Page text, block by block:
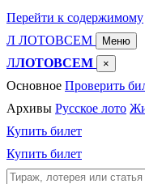
Перейти к содержимому
Л ЛОТОВСЕМ Меню
ЛЛОТОВСЕМ ×
Основное Проверить
Архивы Русское лото
Купить билет
Купить билет
Поиск